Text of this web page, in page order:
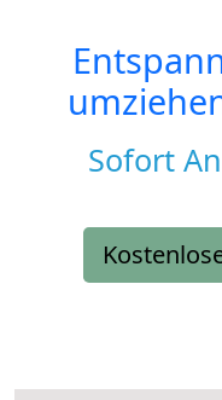
Sofort